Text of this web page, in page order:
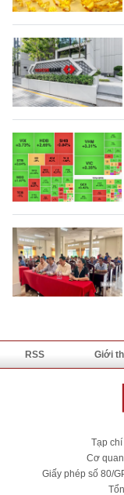
RSS Giới
Tạp
Cơ
Giấy phép số 80/